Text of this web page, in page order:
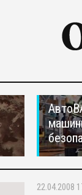
22.04.2008